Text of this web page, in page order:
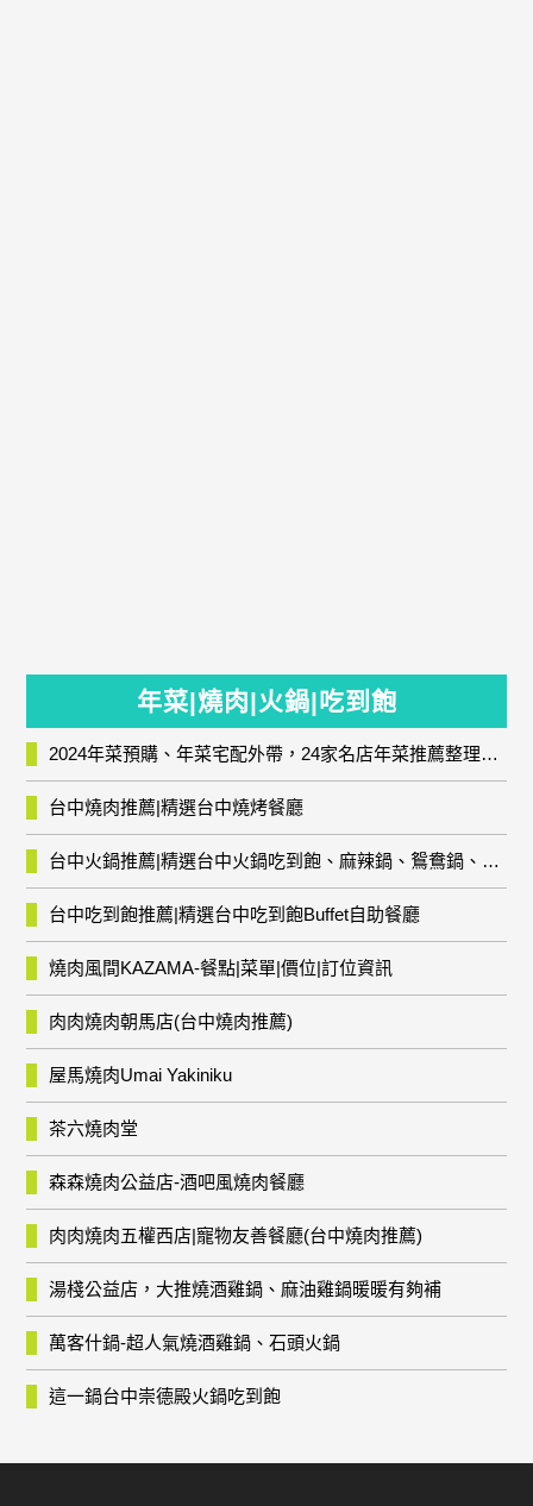
年菜|燒肉|火鍋|吃到飽
2024年菜預購、年菜宅配外帶，24家名店年菜推薦整理，圍爐輕鬆上菜團圓趣
台中燒肉推薦|精選台中燒烤餐廳
台中火鍋推薦|精選台中火鍋吃到飽、麻辣鍋、鴛鴦鍋、石頭火鍋、酸菜白肉鍋、海鮮鍋、燒酒雞、麻油雞、壽喜燒等熱門人氣火鍋店!
台中吃到飽推薦|精選台中吃到飽Buffet自助餐廳
燒肉風間KAZAMA-餐點|菜單|價位|訂位資訊
肉肉燒肉朝馬店(台中燒肉推薦)
屋馬燒肉Umai Yakiniku
茶六燒肉堂
森森燒肉公益店-酒吧風燒肉餐廳
肉肉燒肉五權西店|寵物友善餐廳(台中燒肉推薦)
湯棧公益店，大推燒酒雞鍋、麻油雞鍋暖暖有夠補
萬客什鍋-超人氣燒酒雞鍋、石頭火鍋
這一鍋台中崇德殿火鍋吃到飽